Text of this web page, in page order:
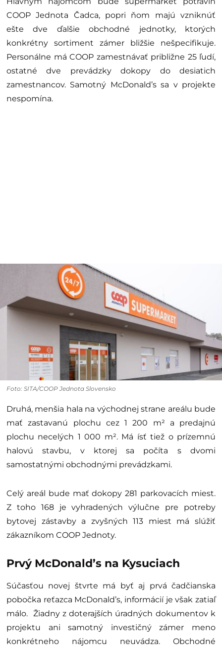
COOP Jednota Čadca, popri ňom majú vzniknúť
ešte dve ďalšie obchodné jednotky, ktorých
konkrétny sortiment zámer bližšie nešpecifikuje.
Personálne má COOP zamestnávať približne 25 ľudí,
ostatné dve prevádzky dokopy do desiatich
zamestnancov. Samotný McDonald’s sa v projekte
nespomína.
Foto: SITA/COOP Jednota Slovensko
Druhá, menšia hala na východnej strane areálu bude
mať zastavanú plochu cez 1 200 m² a predajnú
plochu necelých 1 000 m². Má ísť tiež o prízemnú
halovú stavbu, v ktorej sa počíta s dvomi
samostatnými obchodnými prevádzkami.
Celý areál bude mať dokopy 281 parkovacích miest.
Z toho 168 je vyhradených výlučne pre potreby
bytovej zástavby a zvyšných 113 miest má slúžiť
zákazníkom COOP Jednoty.
Prvý McDonald’s na Kysuciach
Súčasťou novej štvrte má byť aj prvá čadčianska
pobočka reťazca McDonald’s, informácií je však zatiaľ
málo. Žiadny z doterajších úradných dokumentov k
projektu ani samotný investičný zámer meno
konkrétneho nájomcu neuvádza. Obchodné